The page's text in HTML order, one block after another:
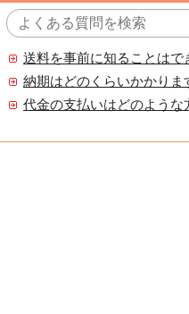
送料を事前に知ることはで
納期はどのくらいかかりま